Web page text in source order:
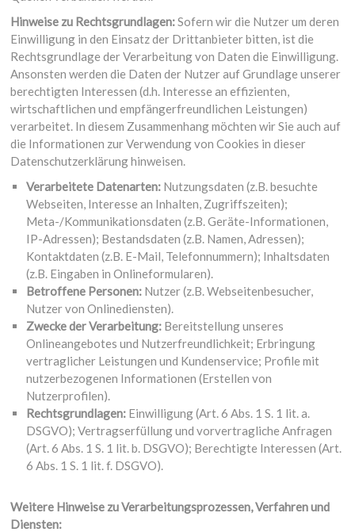
Hinweise zu Rechtsgrundlagen:Sofern wir die Nutzer um deren
Einwilligung in den Einsatz der Drittanbieter bitten, ist die
Rechtsgrundlage der Verarbeitung von Daten die Einwilligung.
Ansonsten werden die Daten der Nutzer auf Grundlage unserer
berechtigten Interessen (d.h. Interesse an effizienten,
wirtschaftlichen und empfängerfreundlichen Leistungen)
verarbeitet. In diesem Zusammenhang möchten wir Sie auch auf
die Informationen zur Verwendung von Cookies in dieser
Datenschutzerklärung hinweisen.
Verarbeitete Datenarten: Nutzungsdaten (z.B. besuchte
Webseiten, Interesse an Inhalten, Zugriffszeiten);
Meta-/Kommunikationsdaten (z.B. Geräte-Informationen,
IP-Adressen); Bestandsdaten (z.B. Namen, Adressen);
Kontaktdaten (z.B. E-Mail, Telefonnummern); Inhaltsdaten
(z.B. Eingaben in Onlineformularen).
Betroffene Personen: Nutzer (z.B. Webseitenbesucher,
Nutzer von Onlinediensten).
Zwecke der Verarbeitung: Bereitstellung unseres
Onlineangebotes und Nutzerfreundlichkeit; Erbringung
vertraglicher Leistungen und Kundenservice; Profile mit
nutzerbezogenen Informationen (Erstellen von
Nutzerprofilen).
Rechtsgrundlagen: Einwilligung (Art. 6 Abs. 1 S. 1 lit. a.
DSGVO); Vertragserfüllung und vorvertragliche Anfragen
(Art. 6 Abs. 1 S. 1 lit. b. DSGVO); Berechtigte Interessen (Art.
6 Abs. 1 S. 1 lit. f. DSGVO).
Weitere Hinweise zu Verarbeitungsprozessen, Verfahren und
Diensten: